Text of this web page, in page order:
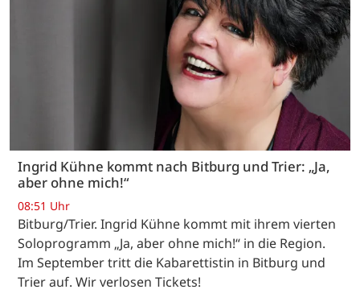
Ingrid Kühne kommt nach Bitburg und Trier: „Ja,
aber ohne mich!“
08:51 Uhr
Bitburg/Trier. Ingrid Kühne kommt mit ihrem vierten
Soloprogramm „Ja, aber ohne mich!“ in die Region.
Im September tritt die Kabarettistin in Bitburg und
Trier auf. Wir verlosen Tickets!